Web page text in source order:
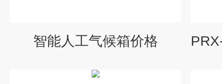
智能人工气候箱价格